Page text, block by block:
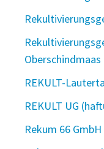
Oberschindmaas
REKULT-
REKULT UG
Rekum 66 GmbH